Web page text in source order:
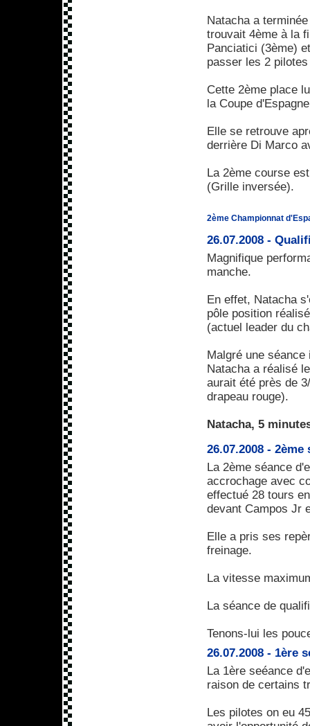
Natacha a
trouvait 4ème à la
Panciatici (3ème)
passer les 2
Cette 2ème place
la Coupe
Elle se retrouve
derrière Di Marco
La 2ème course
(Grille inversée).
2ème Championnat
26.07.2008 -
Magnifique
manche.
En effet, Natacha
pôle position
(actuel leader du
Malgré une
Natacha a réalisé
aurait été près de
drapeau rouge).
Natacha, 5
26.07.2008 -
La 2ème séance
accrochage avec
effectué 28 tours
devant Campos Jr
Elle a pris ses
freinage.
La vitesse
La séance de
Tenons-lui les
26.07.2008 - 1ère
La 1ère seéance
raison de certains
Les pilotes on eu